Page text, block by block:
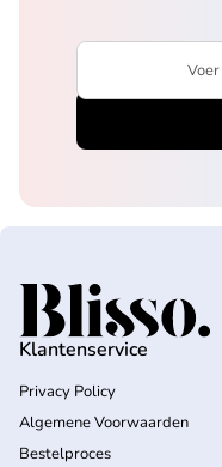
Voer uw e-
Home
Klantenservice
Privacy Policy
Algemene Voorwaarden
Bestelproces